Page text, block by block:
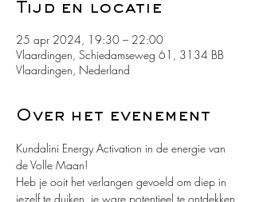
Tijd en locatie
25 apr 2024, 19:30 – 22:00
Vlaardingen, Schiedamseweg 61, 3134 BB
Vlaardingen, Nederland
Over het evenement
Kundalini Energy Activation in de energie van
de Volle Maan!
Heb je ooit het verlangen gevoeld om diep in
jezelf te duiken, je ware potentieel te ontdekken